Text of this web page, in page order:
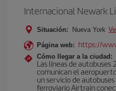
Internacional Newark
Situación: Nueva York
Página web: https://
Cómo llegar a la ciudad:
Las líneas de
comunican el
un servicio de
ferroviario Airtrain